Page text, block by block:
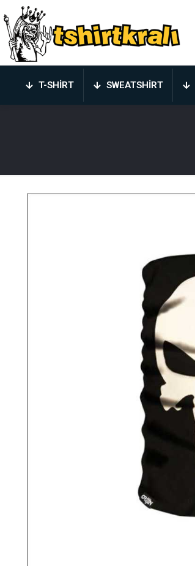
T-SHIRT SWEATSHIRT